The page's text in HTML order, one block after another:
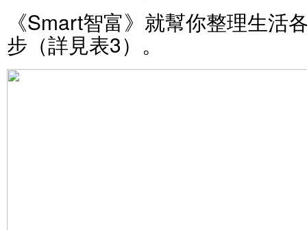
《Smart智富》就幫你整理生活
步（詳見表3）。